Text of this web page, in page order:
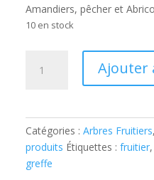
Amandiers, pêcher et
10 en stock
feuilles
pourpres-
2
ans
Ajouter
Catégories :Arbres Fruitiers,
produits Étiquettes :fruitier
greffe